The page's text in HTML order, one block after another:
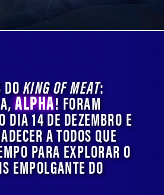
DOKING OF MEAT:
ALPHA! FORAM
DIA 14 DE DEZEMBRO E
A TODOS QUE
PARA EXPLORAR O
EMPOLGANTE DO